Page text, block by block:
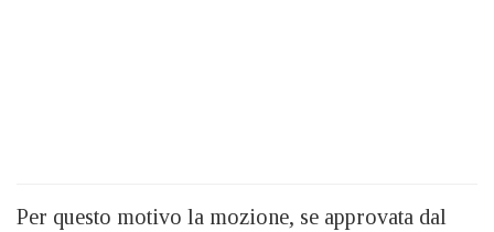
Per questo motivo la mozione, se approvata dal